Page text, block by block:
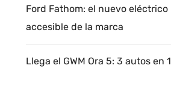
Ford Fathom: el nuevo eléctrico
accesible de la marca
Llega el GWM Ora 5: 3 autos en 1